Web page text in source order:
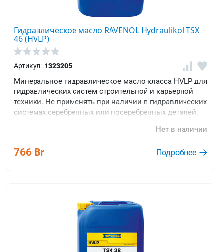
Гидравлическое масло RAVENOL Hydraulikol TSX
46 (HVLP)
Артикул: 1323205
Минеральное гидравлическое масло класса HVLP для
гидравлических систем строительной и карьерной
техники. Не применять при наличии в гидравлических
системах серебренных или посеребренных деталей.
Нет в наличии
766 Br Подробнее